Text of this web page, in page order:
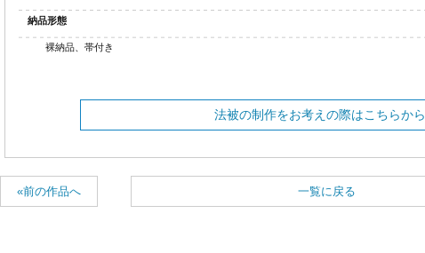
納品形態
裸納品、帯付き
法被の制作をお考えの際はこちらから
«前の作品へ 一覧に戻る